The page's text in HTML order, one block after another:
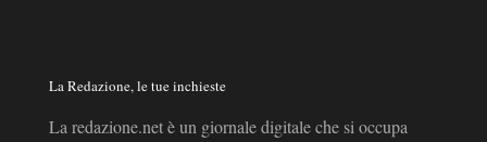
La Redazione, le tue inchieste
La redazione.net è un giornale digitale che si occupa